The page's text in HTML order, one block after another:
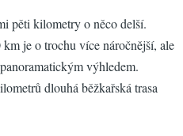
pěti kilometry o něco delší.
je o trochu více náročnější, ale
výhledem.
dlouhá běžkařská trasa